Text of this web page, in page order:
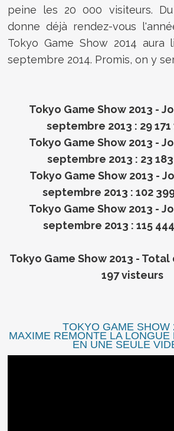
peine les 20 000 visiteurs.
donne déjà rendez-vous
Tokyo Game Show 2014 aura
septembre 2014. Promis, on y
Tokyo Game Show 2013 -
septembre 2013 : 29
Tokyo Game Show 2013 -
septembre 2013 : 23
Tokyo Game Show 2013 -
septembre 2013 : 102
Tokyo Game Show 2013 -
septembre 2013 : 115
Tokyo Game Show 2013 - Total
197 visteurs
TOKYO GAME SHOW
MAXIME REMONTE LA LONGUE
EN UNE SEULE